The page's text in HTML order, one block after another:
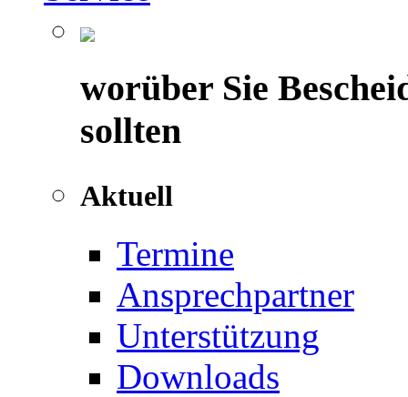
worüber Sie
sollten
Aktuell
Termine
Ansprechpartner
Unterstützung
Downloads